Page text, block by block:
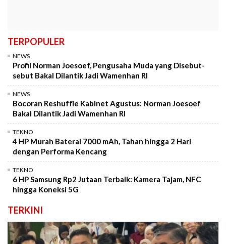
TERPOPULER
NEWS
Profil Norman Joesoef, Pengusaha Muda yang Disebut-
sebut Bakal Dilantik Jadi Wamenhan RI
NEWS
Bocoran Reshuffle Kabinet Agustus: Norman Joesoef
Bakal Dilantik Jadi Wamenhan RI
TEKNO
4 HP Murah Baterai 7000 mAh, Tahan hingga 2 Hari
dengan Performa Kencang
TEKNO
6 HP Samsung Rp2 Jutaan Terbaik: Kamera Tajam, NFC
hingga Koneksi 5G
TERKINI